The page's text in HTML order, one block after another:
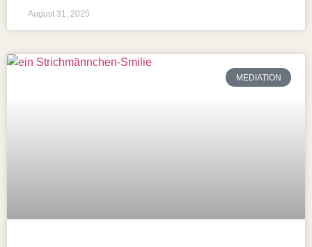
August 31, 2025
MEDIATION